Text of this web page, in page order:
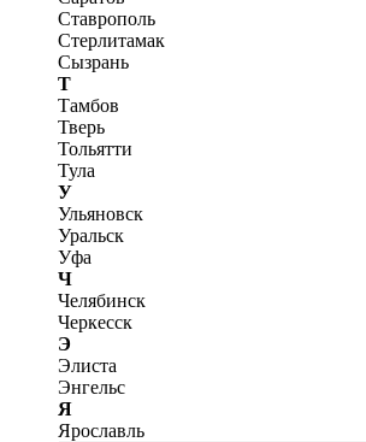
Ставрополь
Стерлитамак
Сызрань
Т
Тамбов
Тверь
Тольятти
Тула
У
Ульяновск
Уральск
Уфа
Ч
Челябинск
Черкесск
Э
Элиста
Энгельс
Я
Ярославль